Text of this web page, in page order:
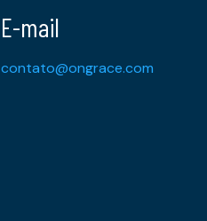
E-mail
contato@ongrace.com